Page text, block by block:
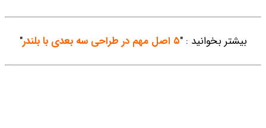
بیشتر بخوانید : "۵ اصل مهم در طراحی سه بعدی با بلندر "